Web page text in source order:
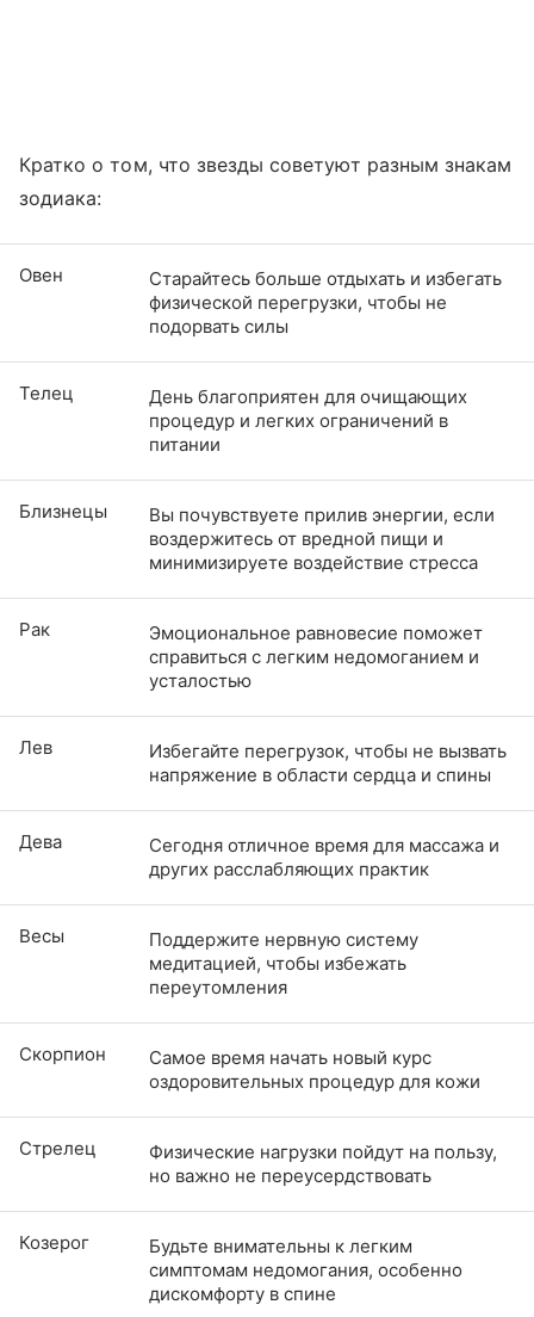
Кратко о том, что звезды советуют разным знакам
зодиака:
Овен
Старайтесь больше отдыхать и избегать
физической перегрузки, чтобы не
подорвать силы
Телец
День благоприятен для очищающих
процедур и легких ограничений в
питании
Близнецы
Вы почувствуете прилив энергии, если
воздержитесь от вредной пищи и
минимизируете воздействие стресса
Рак
Эмоциональное равновесие поможет
справиться с легким недомоганием и
усталостью
Лев
Избегайте перегрузок, чтобы не вызвать
напряжение в области сердца и спины
Дева
Сегодня отличное время для массажа и
других расслабляющих практик
Весы
Поддержите нервную систему
медитацией, чтобы избежать
переутомления
Скорпион
Самое время начать новый курс
оздоровительных процедур для кожи
Стрелец
Физические нагрузки пойдут на пользу,
но важно не переусердствовать
Козерог
Будьте внимательны к легким
симптомам недомогания, особенно
дискомфорту в спине